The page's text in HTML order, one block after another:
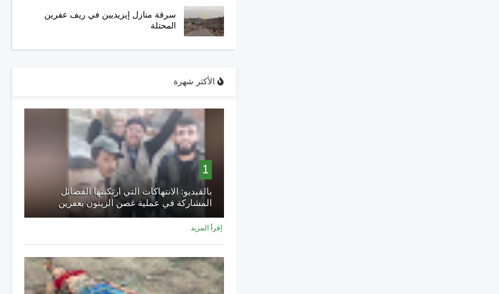
سرقة منازل إيزيديين في ريف عفرين
المحتلة
الأكثر شهرة
1
بالفيديو: الانتهاكات التي ارتكبتها الفصائل
المشاركة في عملية غصن الزيتون بعفرين
إقرأ المزيد